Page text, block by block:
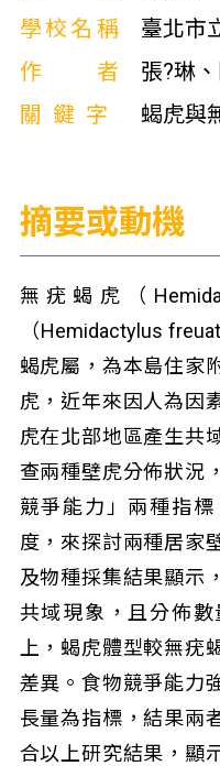
學校名稱
臺北市
作者
張?琳
關鍵字
蝎虎與
摘要或動機
無疣蝎虎（
（Hemidactylus
蝎虎屬，為本島住家
虎，近年來因人為因
虎在北部地區產生共
查兩種壁虎分佈狀況
競爭能力」兩種指
度，來探討兩種居家
及物種採集結果顯示
共域現象，且分佈
上，蝎虎體型較無疣
差異。食物競爭能力
長量為指標，結果兩
合以上研究結果，顯